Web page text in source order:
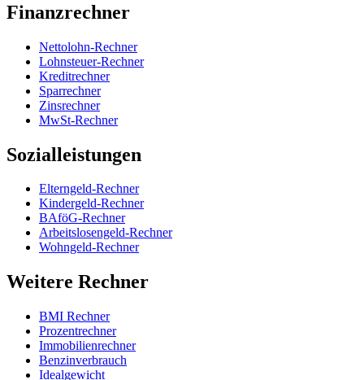
Finanzrechner
Nettolohn-Rechner
Lohnsteuer-Rechner
Kreditrechner
Sparrechner
Zinsrechner
MwSt-Rechner
Sozialleistungen
Elterngeld-Rechner
Kindergeld-Rechner
BAföG-Rechner
Arbeitslosengeld-Rechner
Wohngeld-Rechner
Weitere Rechner
BMI Rechner
Prozentrechner
Immobilienrechner
Benzinverbrauch
Idealgewicht